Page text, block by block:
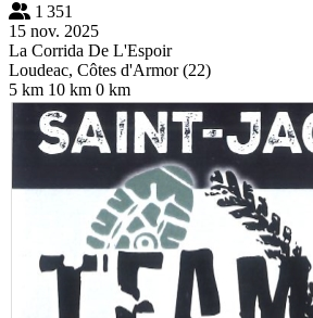
1 351
15 nov. 2025
La Corrida De L'Espoir
Loudeac, Côtes d'Armor (22)
5 km 10 km 0 km